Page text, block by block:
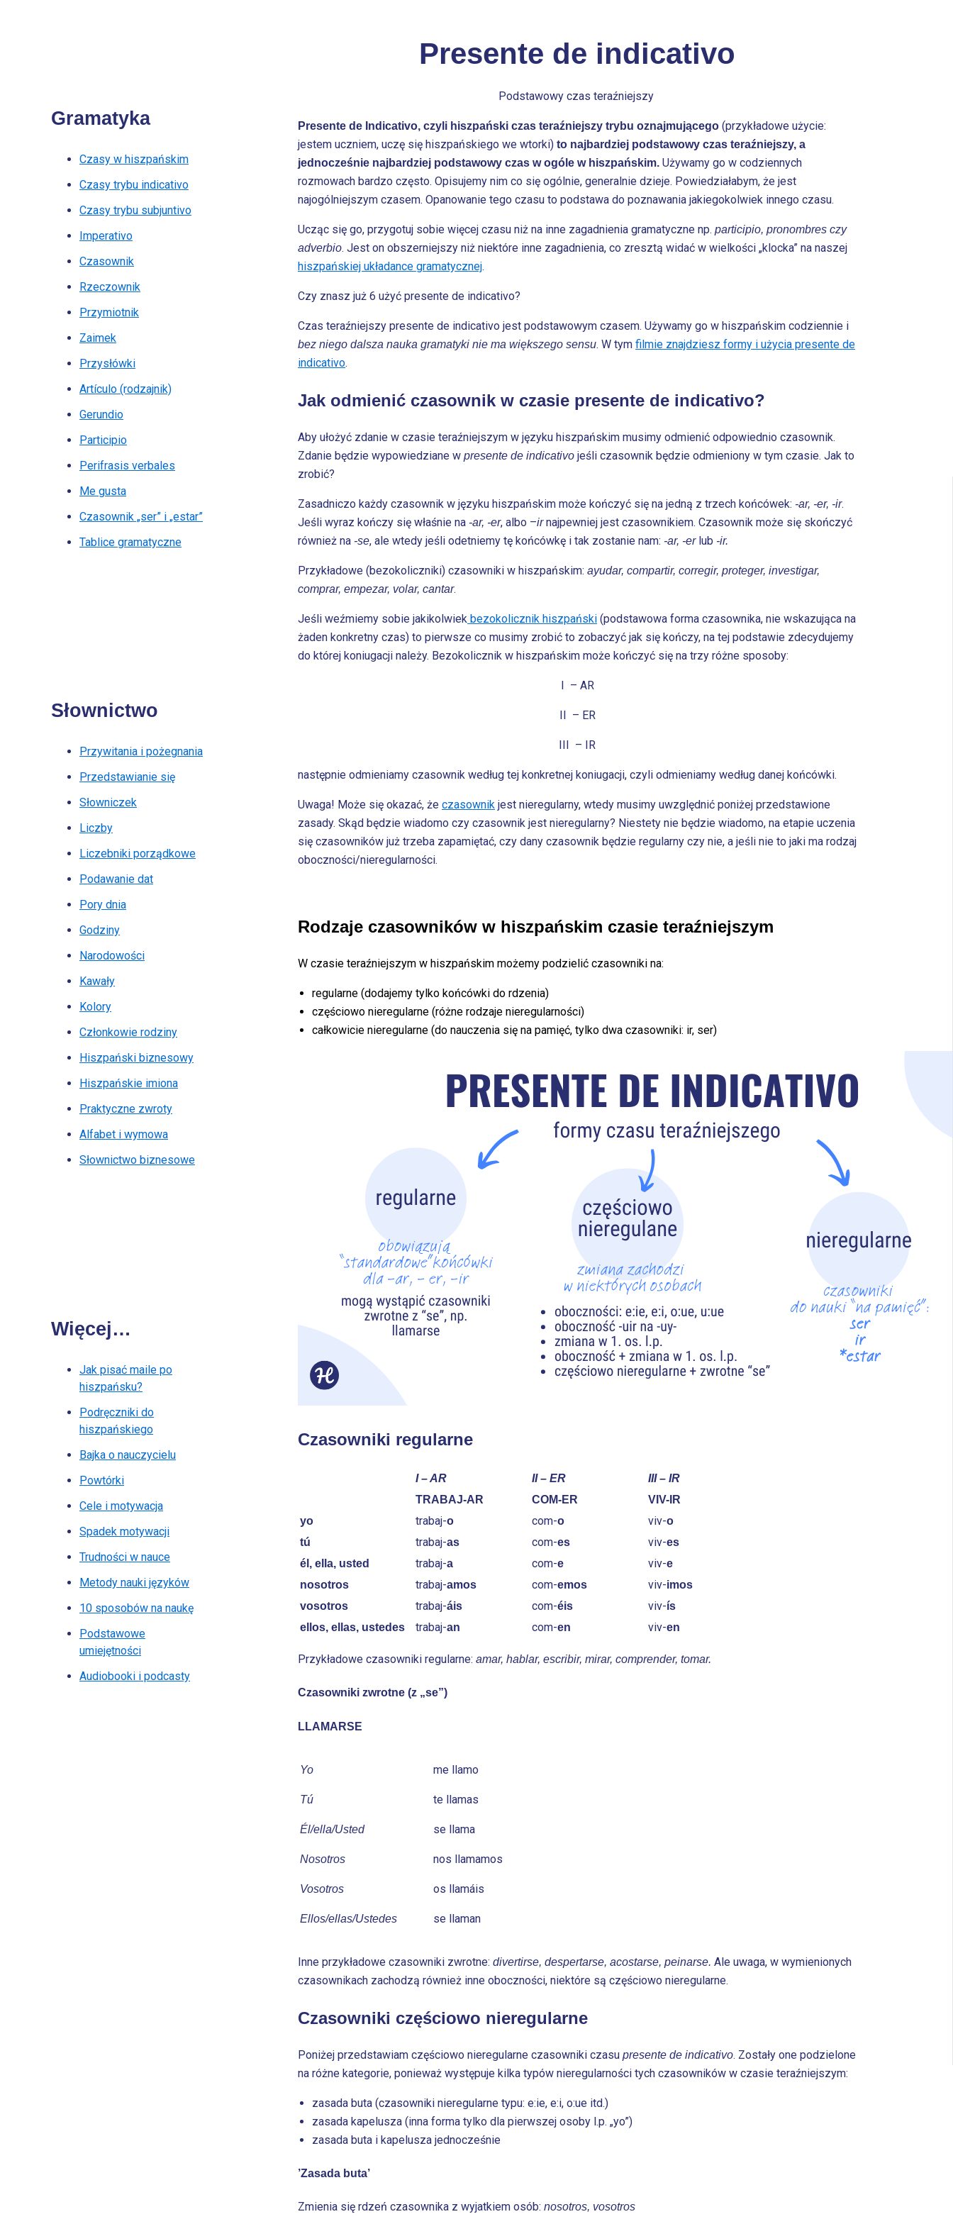
Gramatyka
Czasy w hiszpańskim
Czasy trybu indicativo
Czasy trybu subjuntivo
Imperativo
Czasownik
Rzeczownik
Przymiotnik
Zaimek
Przysłówki
Artículo (rodzajnik)
Gerundio
Participio
Perifrasis verbales
Me gusta
Czasownik „ser” i „estar”
Tablice gramatyczne
Słownictwo
Przywitania i pożegnania
Przedstawianie się
Słowniczek
Liczby
Liczebniki porządkowe
Podawanie dat
Pory dnia
Godziny
Narodowości
Kawały
Kolory
Członkowie rodziny
Hiszpański biznesowy
Hiszpańskie imiona
Praktyczne zwroty
Alfabet i wymowa
Słownictwo biznesowe
Więcej…
Jak pisać maile po
hiszpańsku?
Podręczniki do
hiszpańskiego
Bajka o nauczycielu
Powtórki
Cele i motywacja
Spadek motywacji
Trudności w nauce
Metody nauki języków
10 sposobów na naukę
Podstawowe
umiejętności
Audiobooki i podcasty
Presente de indicativo
Podstawowy czas teraźniejszy
Presente de Indicativo, czyli hiszpański czas teraźniejszy trybu oznajmującego (przykładowe użycie:
jestem uczniem, uczę się hiszpańskiego we wtorki) to najbardziej podstawowy czas teraźniejszy, a
jednocześnie najbardziej podstawowy czas w ogóle w hiszpańskim. Używamy go w codziennych
rozmowach bardzo często. Opisujemy nim co się ogólnie, generalnie dzieje. Powiedziałabym, że jest
najogólniejszym czasem. Opanowanie tego czasu to podstawa do poznawania jakiegokolwiek innego czasu.
Ucząc się go, przygotuj sobie więcej czasu niż na inne zagadnienia gramatyczne np. participio, pronombres czy
adverbio. Jest on obszerniejszy niż niektóre inne zagadnienia, co zresztą widać w wielkości „klocka” na naszej
hiszpańskiej układance gramatycznej.
Czy znasz już 6 użyć presente de indicativo?
Czas teraźniejszy presente de indicativo jest podstawowym czasem. Używamy go w hiszpańskim codziennie i
bez niego dalsza nauka gramatyki nie ma większego sensu. W tym filmie znajdziesz formy i użycia presente de
indicativo.
Jak odmienić czasownik w czasie presente de indicativo?
Aby ułożyć zdanie w czasie teraźniejszym w języku hiszpańskim musimy odmienić odpowiednio czasownik.
Zdanie będzie wypowiedziane w presente de indicativo jeśli czasownik będzie odmieniony w tym czasie. Jak to
zrobić?
Zasadniczo każdy czasownik w języku hiszpańskim może kończyć się na jedną z trzech końcówek: -ar, -er, -ir.
Jeśli wyraz kończy się właśnie na -ar, -er, albo –irnajpewniej jest czasownikiem. Czasownik może się skończyć
również na -se, ale wtedy jeśli odetniemy tę końcówkę i tak zostanie nam: -ar, -erlub -ir.
Przykładowe (bezokoliczniki) czasowniki w hiszpańskim: ayudar, compartir, corregir, proteger, investigar,
comprar, empezar, volar, cantar.
Jeśli weźmiemy sobie jakikolwiek bezokolicznik hiszpański (podstawowa forma czasownika, nie wskazująca na
żaden konkretny czas) to pierwsze co musimy zrobić to zobaczyć jak się kończy, na tej podstawie zdecydujemy
do której koniugacji należy. Bezokolicznik w hiszpańskim może kończyć się na trzy różne sposoby:
I – AR
II – ER
III – IR
następnie odmieniamy czasownik według tej konkretnej koniugacji, czyli odmieniamy według danej końcówki.
Uwaga! Może się okazać, że czasownik jest nieregularny, wtedy musimy uwzględnić poniżej przedstawione
zasady. Skąd będzie wiadomo czy czasownik jest nieregularny? Niestety nie będzie wiadomo, na etapie uczenia
się czasowników już trzeba zapamiętać, czy dany czasownik będzie regularny czy nie, a jeśli nie to jaki ma rodzaj
oboczności/nieregularności.
Rodzaje czasowników w hiszpańskim czasie teraźniejszym
W czasie teraźniejszym w hiszpańskim możemy podzielić czasowniki na:
regularne (dodajemy tylko końcówki do rdzenia)
częściowo nieregularne (różne rodzaje nieregularności)
całkowicie nieregularne (do nauczenia się na pamięć, tylko dwa czasowniki: ir, ser)
Czasowniki regularne
I – AR II – ER
III – IR
TRABAJ-AR
COM-ER
VIV-IR
yo
trabaj-o com-o viv-o
tú
trabaj-as com-es viv-es
él, ella, usted
trabaj-a com-e viv-e
nosotros
trabaj-amos com-emos viv-imos
vosotros
trabaj-áis com-éis viv-ís
ellos, ellas, ustedes
trabaj-an com-en viv-en
Przykładowe czasowniki regularne: amar, hablar, escribir, mirar, comprender, tomar.
Czasowniki zwrotne (z „se”)
LLAMARSE
Yo
Tú
Él/ella/Usted
Nosotros
Vosotros
Ellos/ellas/Ustedes
me llamo
te llamas
se llama
nos llamamos
os llamáis
se llaman
Inne przykładowe czasowniki zwrotne: divertirse, despertarse, acostarse, peinarse. Ale uwaga, w wymienionych
czasownikach zachodzą również inne oboczności, niektóre są częściowo nieregularne.
Czasowniki częściowo nieregularne
Poniżej przedstawiam częściowo nieregularne czasowniki czasu presente de indicativo. Zostały one podzielone
na różne kategorie, ponieważ występuje kilka typów nieregularności tych czasowników w czasie teraźniejszym:
zasada buta (czasowniki nieregularne typu: e:ie, e:i, o:ue itd.)
zasada kapelusza (inna forma tylko dla pierwszej osoby l.p. „yo”)
zasada buta i kapelusza jednocześnie
’Zasada buta’
Zmienia się rdzeń czasownika z wyjatkiem osób: nosotros, vosotros